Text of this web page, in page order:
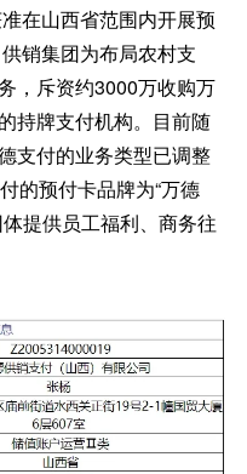
在山西省范围内开展预
销集团为布局农村支
，斥资约3000万收购万
持牌支付机构。目前随
支付的业务类型已调整
的预付卡品牌为“万德
提供员工福利、商务往